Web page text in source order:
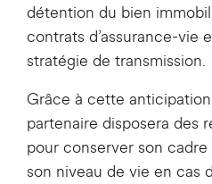
détention du bien
contrats d’assurance-vie
stratégie de transmission.
Grâce à cette
partenaire disposera des
pour conserver son
son niveau de vie en cas